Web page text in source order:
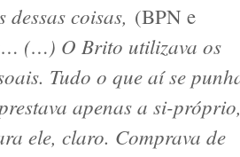
dessas coisas, (BPN e
(…) O Brito utilizava os
Tudo o que aí se
apenas a si-
ele, claro. Comprava de